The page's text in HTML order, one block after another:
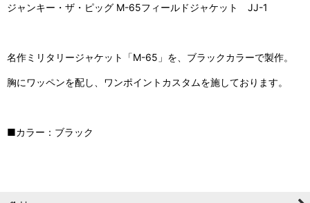
ジャンキー・ザ・ピッグ M-65フィールドジャケット JJ-1
名作ミリタリージャケット「M-65」を、ブラックカラーで製作。
胸にワッペンを配し、ワンポイントカスタムを施しております。
■カラー：ブラック